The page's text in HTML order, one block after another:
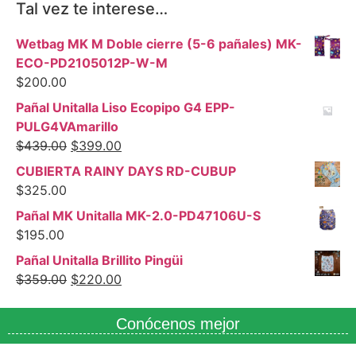
Tal vez te interese…
Wetbag MK M Doble cierre (5-6 pañales) MK-
ECO-PD2105012P-W-M
$200.00
Pañal Unitalla Liso Ecopipo G4 EPP-
PULG4VAmarillo
$439.00 $399.00
CUBIERTA RAINY DAYS RD-CUBUP
$325.00
Pañal MK Unitalla MK-2.0-PD47106U-S
$195.00
Pañal Unitalla Brillito Pingüi
$359.00 $220.00
Conócenos mejor